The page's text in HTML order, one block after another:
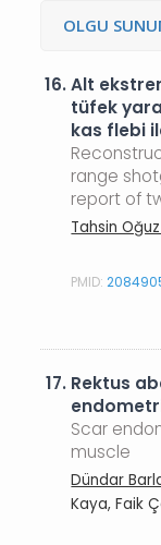
OLGU
16.Alt
tüfek
kas flebi
range
report of
Tahsin
PMID:
17. Rektus
Scar
muscle
Dündar
Kaya, Faik